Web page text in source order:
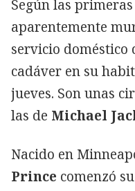
Según las
aparentemente
servicio doméstico
cadáver en su
jueves. Son unas
las de Michael
Nacido en
Prince comenzó